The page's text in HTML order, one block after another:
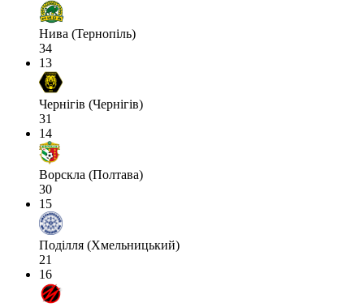
Нива (Тернопіль)
34
13
Чернігів (Чернігів)
31
14
Ворскла (Полтава)
30
15
Поділля (Хмельницький)
21
16